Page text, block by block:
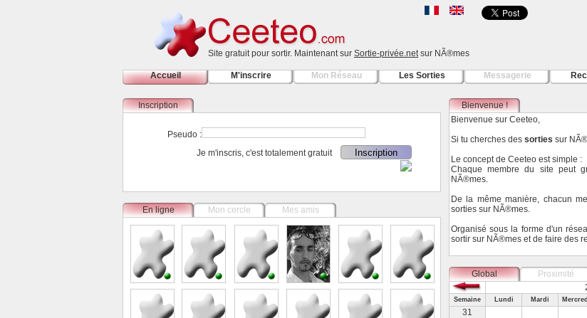
Site gratuit pour sortir. Maintenant sur Sortie-privée.netsur NÃ®mes
Accueil M'inscrire Mon Réseau Les Sorties Messagerie
Inscription
Pseudo :
Je m'inscris, c'est totalement gratuit
En ligne Mon cercle Mes amis
Bienvenue !
Bienvenue sur Ceeteo,
Si tu cherches des sorties sur
Le concept de Ceeteo est simple :
Chaque membre du site peut
NÃ®mes.
De la même manière, chacun
sorties sur NÃ®mes.
Organisé sous la forme d'un
sortir sur NÃ®mes et de faire des
Global Proximité
Semaine Lundi Mardi
31